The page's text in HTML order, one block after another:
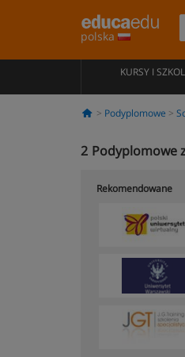
polska
KURSY I
Podyplomowe
2 Podyplomowe
Rekomendowane